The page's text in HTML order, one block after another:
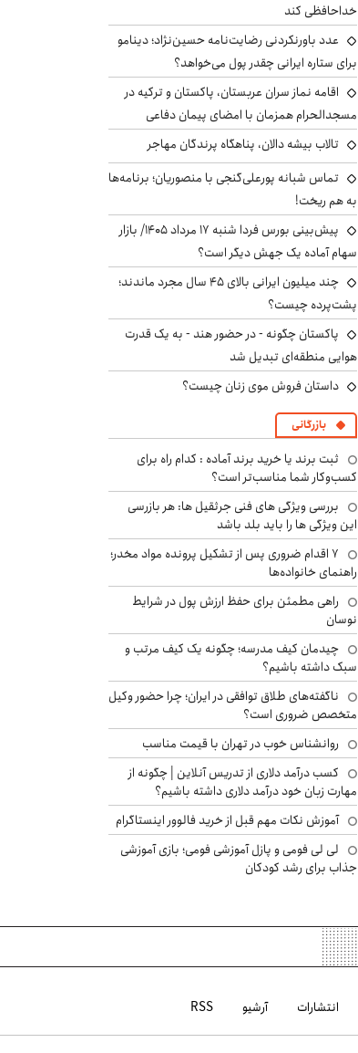
خداحافظی کند
عدد باورنکردنی رضایت‌نامه حسین‌نژاد؛ دینامو
برای ستاره ایرانی چقدر پول می‌خواهد؟
اقامه نماز سران عربستان، پاکستان و ترکیه در
مسجدالحرام همزمان با امضای پیمان دفاعی
تالاب بیشه دالان، پناهگاه پرندگان مهاجر
تماس شبانه پورعلی‌گنجی با منصوریان؛ برنامه‌ها
به هم ریخت!
پیش‌بینی بورس فردا شنبه ۱۷ مرداد ۱۴۰۵/ بازار
سهام آماده یک جهش دیگر است؟
چند میلیون ایرانی بالای ۴۵ سال مجرد ماندند؛
پشت‌پرده چیست؟
پاکستان چگونه - در حضور هند - به یک قدرت
هوایی منطقه‌ای تبدیل شد
داستان فروش موی زنان چیست؟
بازرگانی
ثبت برند یا خرید برند آماده : کدام راه برای
کسب‌وکار شما مناسب‌تر است؟
بررسی ویژگی های فنی جرثقیل ها: هر بازرسی
این ویژگی ها را باید بلد باشد
۷ اقدام ضروری پس از تشکیل پرونده مواد مخدر؛
راهنمای خانواده‌ها
راهی مطمئن برای حفظ ارزش پول در شرایط
نوسان
چیدمان کیف مدرسه؛ چگونه یک کیف مرتب و
سبک داشته باشیم؟
ناگفته‌های طلاق توافقی در ایران؛ چرا حضور وکیل
متخصص ضروری است؟
روانشناس خوب در تهران با قیمت مناسب
کسب درآمد دلاری از تدریس آنلاین | چگونه از
مهارت زبان خود درآمد دلاری داشته باشیم؟
آموزش نکات مهم قبل از خرید فالوور اینستاگرام
لی لی فومی و پازل آموزشی فومی؛ بازی آموزشی
جذاب برای رشد کودکان
انتشارات آرشیو RSS